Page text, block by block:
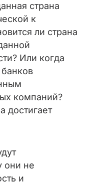
страна
к
ли страна
Или когда
компаний?
достигает
они не
и